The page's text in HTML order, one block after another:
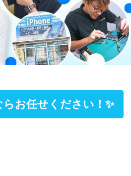
お任せください！✨